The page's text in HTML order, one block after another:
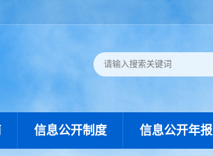
信息公开制度 信息公开年报